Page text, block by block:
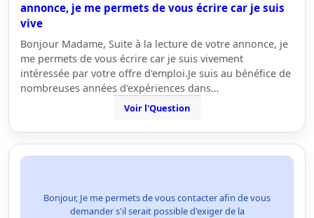
annonce, je me permets de vous écrire car je suis
vive
Bonjour Madame, Suite à la lecture de votre annonce, je
me permets de vous écrire car je suis vivement
intéressée par votre offre d'emploi.Je suis au bénéfice de
nombreuses années d'expériences dans…
Voir l'Question
Bonjour, Je me permets de vous contacter afin de vous
demander s'il serait possible d'exiger de la